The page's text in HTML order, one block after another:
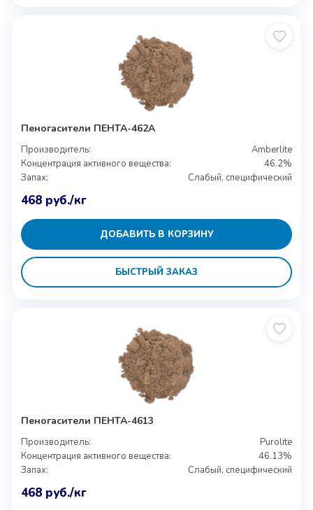
Пеногасители ПЕНТА-462А
Производитель:
Amberlite
Концентрация активного вещества:
46.2%
Запах:
Слабый, специфический
468 руб./кг
ДОБАВИТЬ В КОРЗИНУ
БЫСТРЫЙ ЗАКАЗ
Пеногасители ПЕНТА-4613
Производитель:
Purolite
Концентрация активного вещества:
46.13%
Запах:
Слабый, специфический
468 руб./кг